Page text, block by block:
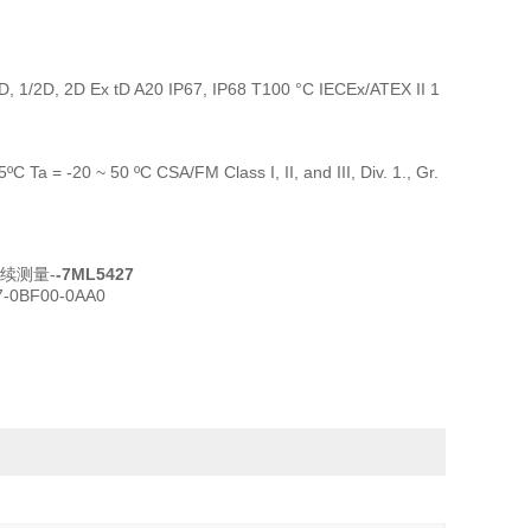
2D, 2D Ex tD A20 IP67, IP68 T100 °C IECEx/ATEX II 1
Ta = -20 ~ 50 ºC CSA/FM Class I, II, and III, Div. 1., Gr.
测量--7ML5427
0BF00-0AA0